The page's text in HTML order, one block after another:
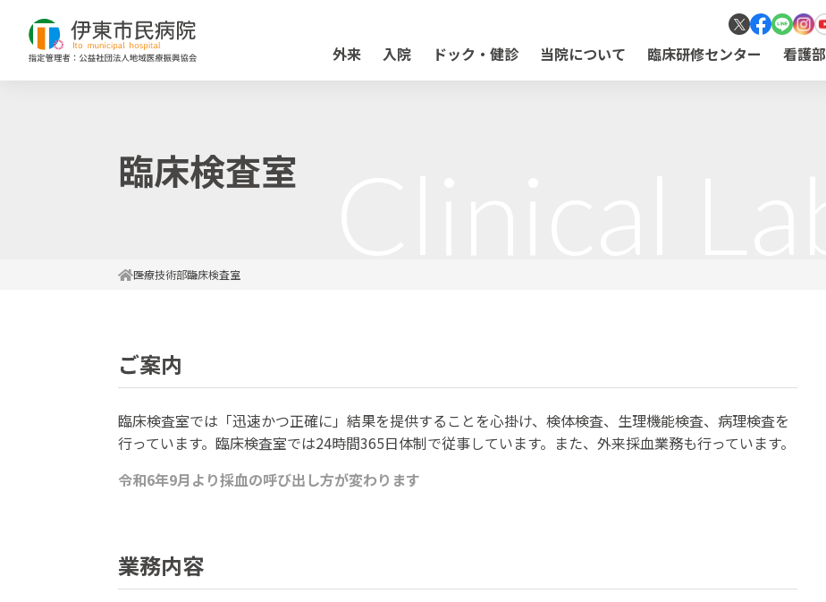
外来 入院 ドック・健診 当院について 臨床研修センター 看護部
臨床検査室
医療技術部臨床検査室
ご案内
臨床検査室では「迅速かつ正確に」結果を提供することを心掛け、検体検査、生理機能検査、病理検査を
行っています。臨床検査室では24時間365日体制で従事しています。また、外来採血業務も行っています。
令和6年9月より採血の呼び出し方が変わります
業務内容